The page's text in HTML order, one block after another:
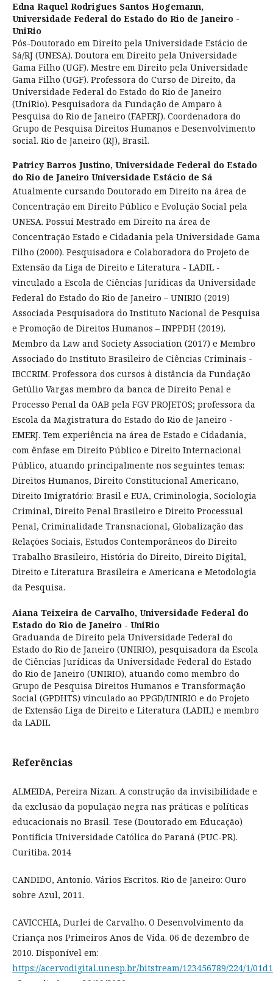
Edna Raquel Rodrigues Santos Hogemann,
Universidade Federal do Estado do Rio de Janeiro -
UniRio
Pós-Doutorado em Direito pela Universidade Estácio de
Sá/RJ (UNESA). Doutora em Direito pela Universidade
Gama Filho (UGF). Mestre em Direito pela Universidade
Gama Filho (UGF). Professora do Curso de Direito, da
Universidade Federal do Estado do Rio de Janeiro
(UniRio). Pesquisadora da Fundação de Amparo à
Pesquisa do Rio de Janeiro (FAPERJ). Coordenadora do
Grupo de Pesquisa Direitos Humanos e Desenvolvimento
social. Rio de Janeiro (RJ), Brasil.
Patricy Barros Justino, Universidade Federal do Estado
do Rio de Janeiro Universidade Estácio de Sá
Atualmente cursando Doutorado em Direito na área de
Concentração em Direito Público e Evolução Social pela
UNESA. Possui Mestrado em Direito na área de
Concentração Estado e Cidadania pela Universidade Gama
Filho (2000). Pesquisadora e Colaboradora do Projeto de
Extensão da Liga de Direito e Literatura - LADIL -
vinculado a Escola de Ciências Jurídicas da Universidade
Federal do Estado do Rio de Janeiro – UNIRIO (2019)
Associada Pesquisadora do Instituto Nacional de Pesquisa
e Promoção de Direitos Humanos – INPPDH (2019).
Membro da Law and Society Association (2017) e Membro
Associado do Instituto Brasileiro de Ciências Criminais -
IBCCRIM. Professora dos cursos à distância da Fundação
Getúlio Vargas membro da banca de Direito Penal e
Processo Penal da OAB pela FGV PROJETOS; professora da
Escola da Magistratura do Estado do Rio de Janeiro -
EMERJ. Tem experiência na área de Estado e Cidadania,
com ênfase em Direito Público e Direito Internacional
Público, atuando principalmente nos seguintes temas:
Direitos Humanos, Direito Constitucional Americano,
Direito Imigratório: Brasil e EUA, Criminologia, Sociologia
Criminal, Direito Penal Brasileiro e Direito Processual
Penal, Criminalidade Transnacional, Globalização das
Relações Sociais, Estudos Contemporâneos do Direito
Trabalho Brasileiro, História do Direito, Direito Digital,
Direito e Literatura Brasileira e Americana e Metodologia
da Pesquisa.
Aiana Teixeira de Carvalho, Universidade Federal do
Estado do Rio de Janeiro - UniRio
Graduanda de Direito pela Universidade Federal do
Estado do Rio de Janeiro (UNIRIO), pesquisadora da Escola
de Ciências Jurídicas da Universidade Federal do Estado
do Rio de Janeiro (UNIRIO), atuando como membro do
Grupo de Pesquisa Direitos Humanos e Transformação
Social (GPDHTS) vinculado ao PPGD/UNIRIO e do Projeto
de Extensão Liga de Direito e Literatura (LADIL) e membro
da LADIL
Referências
ALMEIDA, Pereira Nizan. A construção da invisibilidade e
da exclusão da população negra nas práticas e políticas
educacionais no Brasil. Tese (Doutorado em Educação)
Pontifícia Universidade Católica do Paraná (PUC-PR).
Curitiba. 2014
CANDIDO, Antonio. Vários Escritos. Rio de Janeiro: Ouro
sobre Azul, 2011.
CAVICCHIA, Durlei de Carvalho. O Desenvolvimento da
Criança nos Primeiros Anos de Vida. 06 de dezembro de
2010. Disponível em:
https://acervodigital.unesp.br/bitstream/123456789/224/1/